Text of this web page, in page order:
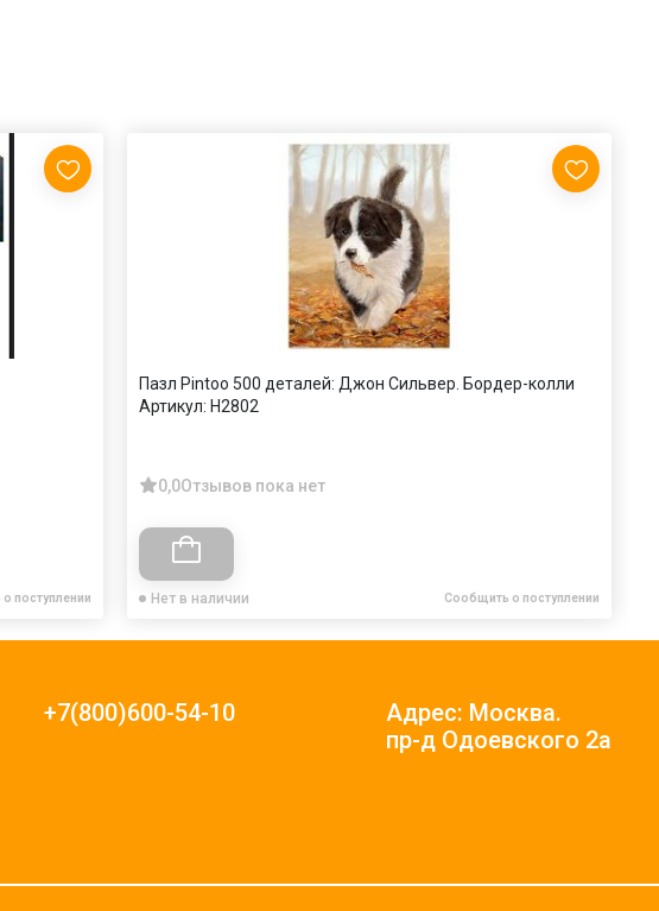
поступлении
Пазл Pintoo 500 деталей: Джон Сильвер. Бордер-колли
Артикул: H2802
0,0Отзывов пока нет
Нет в наличии Сообщить о поступлении
+7(800)600-54-10
Адрес: Москва.
пр-д Одоевского 2а